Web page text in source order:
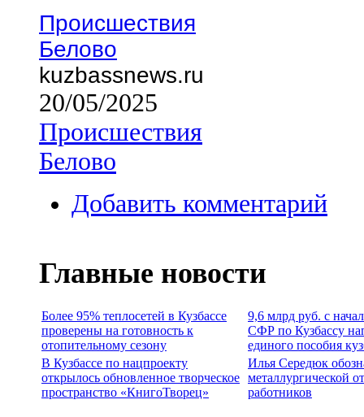
Происшествия
Белово
kuzbassnews.ru
20/05/2025
Происшествия
Белово
Добавить комментарий
Главные новости
Более 95% теплосетей в Кузбассе
проверены на готовность к
отопительному сезону
9,6 млрд руб. с
СФР по Кузбассу
единого пособия
В Кузбассе по нацпроекту
открылось обновленное творческое
пространство «КнигоТворец»
Илья Середюк
металлургической
работников